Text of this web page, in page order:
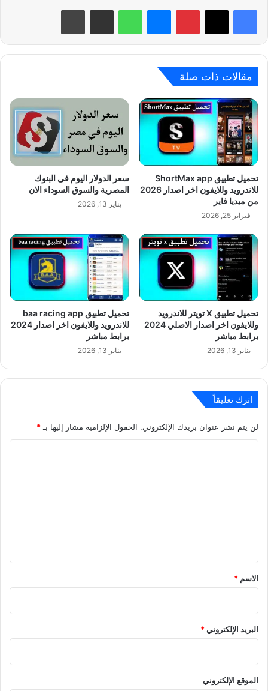
بينتيريست واتساب
مقالات ذات صلة
تحميل تطبيق ShortMax app
للاندرويد وللايفون اخر اصدار 2026
من ميديا فاير
فبراير 25, 2026
سعر الدولار اليوم فى البنوك
المصرية والسوق السوداء الان
يناير 13, 2026
تحميل تطبيق X تويتر للاندرويد
وللايفون اخر اصدار الاصلي 2024
برابط مباشر
يناير 13, 2026
تحميل تطبيق baa racing app
للاندرويد وللايفون اخر اصدار 2024
برابط مباشر
يناير 13, 2026
اترك تعليقاً
لن يتم نشر عنوان بريدك الإلكتروني. الحقول الإلزامية مشار إليها بـ *
*
الاسم *
البريد الإلكتروني*
الموقع الإلكتروني